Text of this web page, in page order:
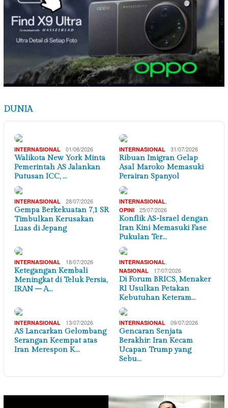
DUNIA
INTERNASIONAL 01/08/2026
Walikota New York Minta
Pemerintah AS Jalankan
Putusan ICC, …
INTERNASIONAL 31/07/2026
Ribuan Imigran Gelap
Asal Maroko Memasuki
Perairan Spanyol
INTERNASIONAL 28/07/2026
Gempa Berkekuatan 7,1 SR
Timbulkan Kerusakan
Luas di Jepang
INTERNASIONAL,
OPINI 25/07/2026
Konflik AS-Israel dengan
Iran Kini Memasuki Fase
Pukulan Ter…
INTERNASIONAL 18/07/2026
Ketegangan Kembali
Meningkat di Teluk Persia,
IRAN – A…
INTERNASIONAL,
NASIONAL 17/07/2026
Di Forum BRICS, Menaker
RI Usulkan Petakan
Kebutuhan Keteram…
INTERNASIONAL 13/07/2026
AS Lancarkan Gelombang
Serangan Keempat atas
Iran Merespon K…
INTERNASIONAL 09/07/2026
Gencaran Senjata
Berakhir: Iran Kecam
Ucapan Trump yang
Sebu…